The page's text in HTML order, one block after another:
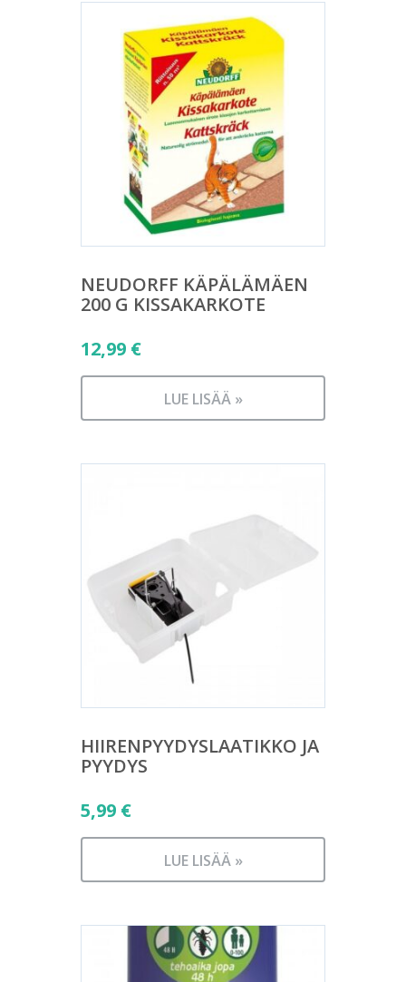
NEUDORFF KÄPÄLÄMÄEN
200 G KISSAKARKOTE
12,99 €
LUE LISÄÄ »
HIIRENPYYDYSLAATIKKO JA
PYYDYS
5,99 €
LUE LISÄÄ »